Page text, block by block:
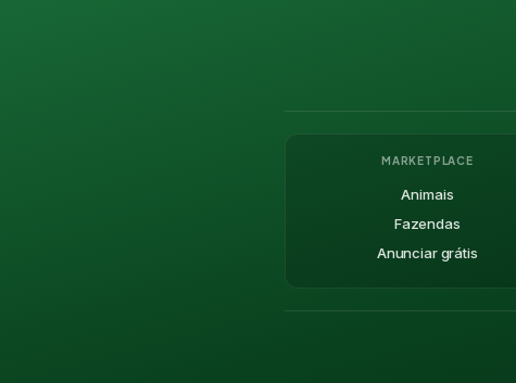
MARKETPLACE
Animais
Fazendas
Anunciar grátis